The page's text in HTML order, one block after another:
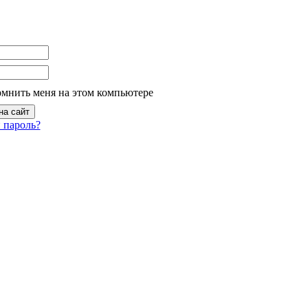
меня на этом компьютере